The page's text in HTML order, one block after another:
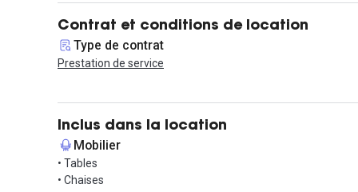
Il est privatisé dans un espace de coworking dans un
d'une brasserie avec une cuisine de marché parfaite pour
Ouverture Mi-Avril
dans les meilleures conditions le tout dans des formules
convivialité.
Ouverture : Avril 2021
Contrat et conditions de location
Type de contrat
Prestation de service
Inclus dans la location
Mobilier
• Tables
• Chaises